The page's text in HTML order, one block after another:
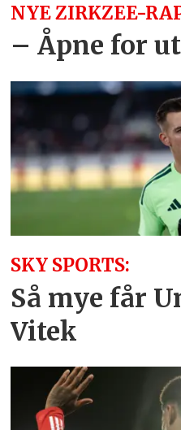
NYE ZIRKZEE-
– Åpne for
SKY SPORTS:
Så mye får
Vitek